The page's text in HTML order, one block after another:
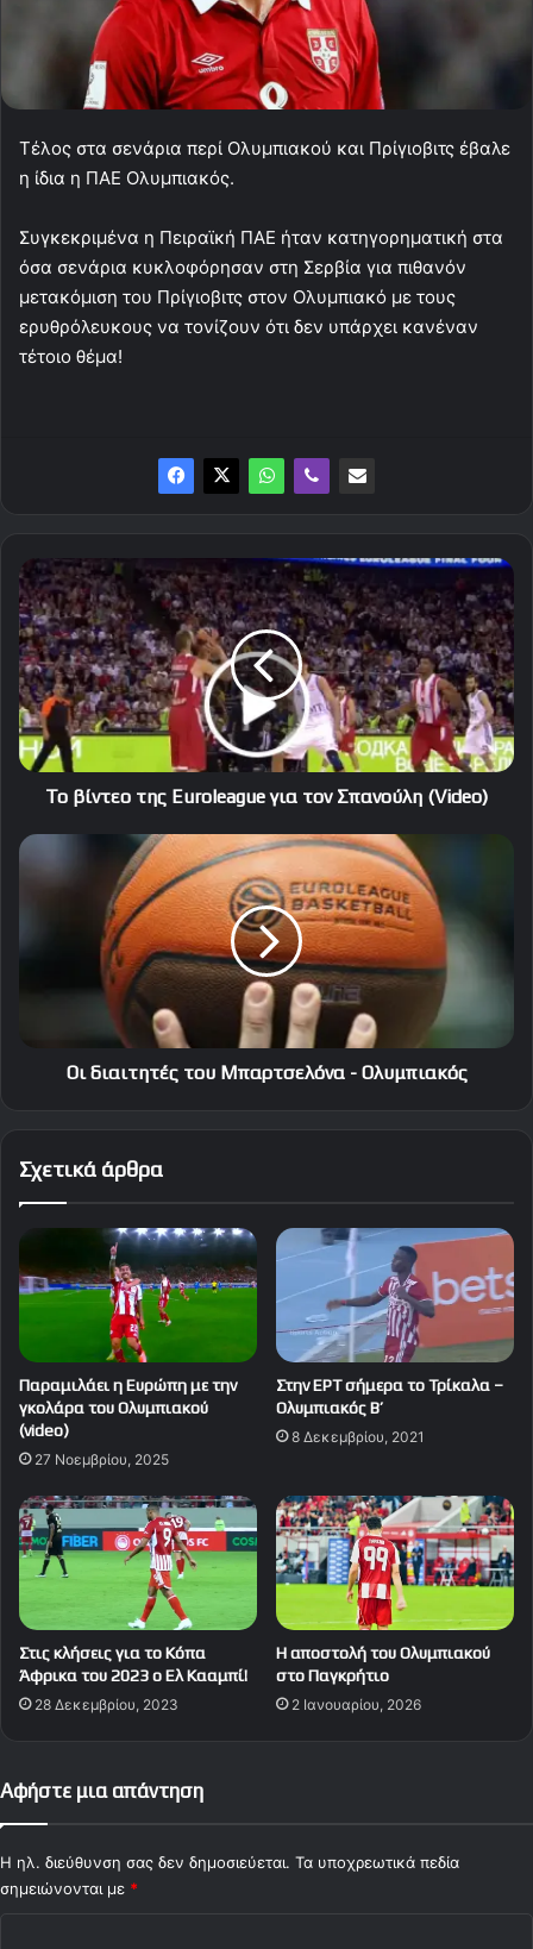
Τέλος στα σενάρια περί Ολυμπιακού και Πρίγιοβιτς έβαλε
η ίδια η ΠΑΕ Ολυμπιακός.
Συγκεκριμένα η Πειραϊκή ΠΑΕ ήταν κατηγορηματική στα
όσα σενάρια κυκλοφόρησαν στη Σερβία για πιθανόν
μετακόμιση του Πρίγιοβιτς στον Ολυμπιακό με τους
ερυθρόλευκους να τονίζουν ότι δεν υπάρχει κανέναν
τέτοιο θέμα!
Το
βίντεο
της
Euroleague
για
τον
Σπανούλη
(Video)
Το βίντεο της Euroleague για τον Σπανούλη (Video)
Οι
διαιτητές
Μπαρτσελόνα
Ολυμπιακός
Οι διαιτητές του Μπαρτσελόνα - Ολυμπιακός
Σχετικά άρθρα
Παραμιλάει η Ευρώπη με την
γκολάρα του Ολυμπιακού
(video)
27 Νοεμβρίου, 2025
Στην ΕΡΤ σήμερα το Τρίκαλα –
Ολυμπιακός Β’
8 Δεκεμβρίου, 2021
Στις κλήσεις για το Κόπα
Άφρικα του 2023 ο Ελ Κααμπί!
28 Δεκεμβρίου, 2023
Η αποστολή του Ολυμπιακού
στο Παγκρήτιο
2 Ιανουαρίου, 2026
Αφήστε μια απάντηση
Η ηλ. διεύθυνση σας δεν δημοσιεύεται. Τα υποχρεωτικά πεδία
σημειώνονται με *